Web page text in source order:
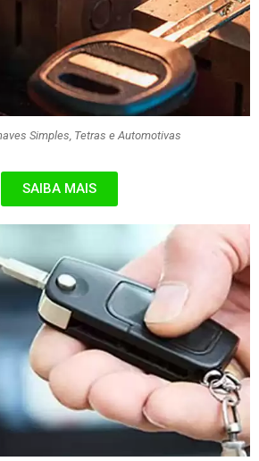
Simples, Tetras e Automotivas
SAIBA MAIS